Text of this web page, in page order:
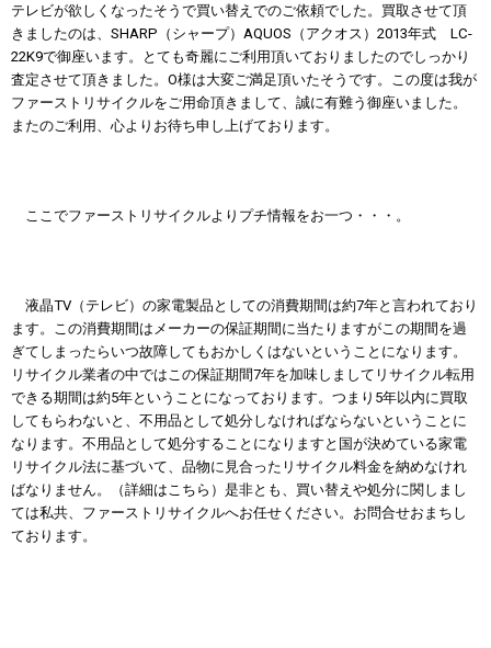
テレビが欲しくなったそうで買い替えでのご依頼でした。買取させて頂
きましたのは、 SHARP（シャープ）AQUOS（アクオス）2013年式 LC-
22K9で御座います。とても奇麗にご利用頂いておりましたのでしっかり
査定させて頂きました。O様は大変ご満足頂いたそうです。この度は我が
ファーストリサイクルをご用命頂きまして、誠に有難う御座いました。
またのご利用、心よりお待ち申し上げております。
ここでファーストリサイクルよりプチ情報をお一つ・・・。
液晶TV（テレビ）の家電製品としての消費期間は約7年と言われており
ます。この消費期間はメーカーの保証期間に当たりますがこの期間を過
ぎてしまったらいつ故障してもおかしくはないということになります。
リサイクル業者の中ではこの保証期間7年を加味しましてリサイクル転用
できる期間は約5年ということになっております。つまり5年以内に買取
してもらわないと、不用品として処分しなければならないということに
なります。不用品として処分することになりますと国が決めている家電
リサイクル法に基づいて、品物に見合ったリサイクル料金を納めなけれ
ばなりません。（詳細はこちら ）是非とも、買い替えや処分に関しまし
ては私共、ファーストリサイクルへお任せください。お問合せおまちし
ております。